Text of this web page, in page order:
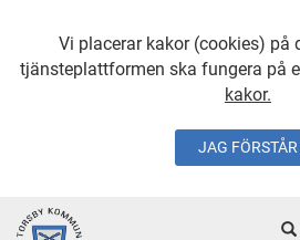
Vi placerar kakor (cookies) på
tjänsteplattformen ska fungera på
kakor.
JAG FÖRSTÅR